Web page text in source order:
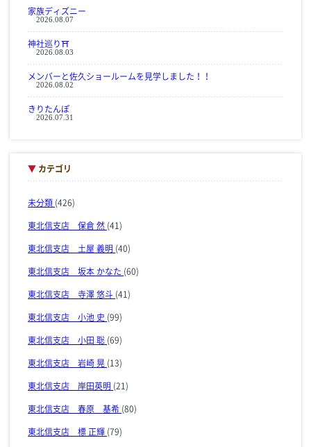
家族ディズニー
2026.08.07
神社巡り⛩
2026.08.03
メンバーと佐久ショールームを見学しました！！
2026.08.02
きりたんぽ
2026.07.31
▼ カテゴリ
未分類 (426)
東北信支店 保倉 然 (41)
東北信支店 土屋 義明 (40)
東北信支店 坂本 かなた (60)
東北信支店 寺澤 悠斗 (41)
東北信支店 小池 史 (99)
東北信支店 小田 聡 (69)
東北信支店 岩崎 晃 (13)
東北信支店 岸田英明 (21)
東北信支店 春原 基希 (80)
東北信支店 標 正輝 (79)